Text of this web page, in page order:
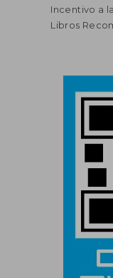
Incentivo a
Libros